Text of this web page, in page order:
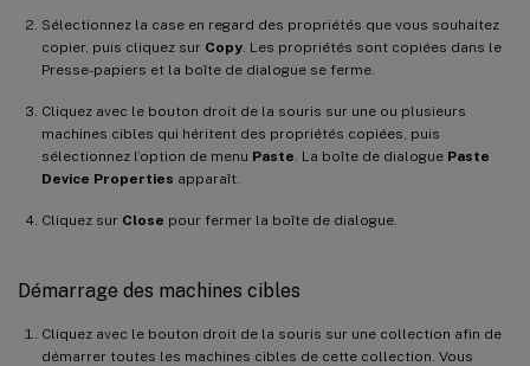
Sélectionnez la case en regard des propriétés que vous souhaitez
copier, puis cliquez sur Copy . Les propriétés sont copiées dans le
Presse-papiers et la boîte de dialogue se ferme.
Cliquez avec le bouton droit de la souris sur une ou plusieurs
machines cibles qui héritent des propriétés copiées, puis
sélectionnez l’option de menu Paste . La boîte de dialogue Paste
Device Properties apparaît.
Cliquez sur Close pour fermer la boîte de dialogue.
Démarrage des machines cibles
Cliquez avec le bouton droit de la souris sur une collection afin de
démarrer toutes les machines cibles de cette collection. Vous